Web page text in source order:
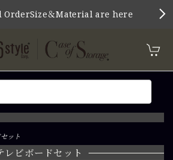
OrderSize＆Material are here
ット
レビボードセット